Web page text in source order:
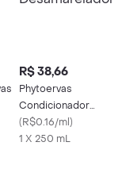
R$ 38,66
Phytoervas
Condicionador
Desamarelador
(R$0.16/ml)
1 X 250 mL